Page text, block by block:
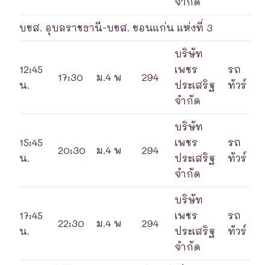
บขส. อุบลราชธานี-บขส. ขอนแก่น แห่งที่ 3
12:45
น.
17:30 ม.4 พ 294
บริษัท
เพชร
ประเสริฐ
จำกัด
รถ
ทัวร์
15:45
น.
20:30 ม.4 พ 294
บริษัท
เพชร
ประเสริฐ
จำกัด
รถ
ทัวร์
17:45
น.
22:30 ม.4 พ 294
บริษัท
เพชร
ประเสริฐ
จำกัด
รถ
ทัวร์